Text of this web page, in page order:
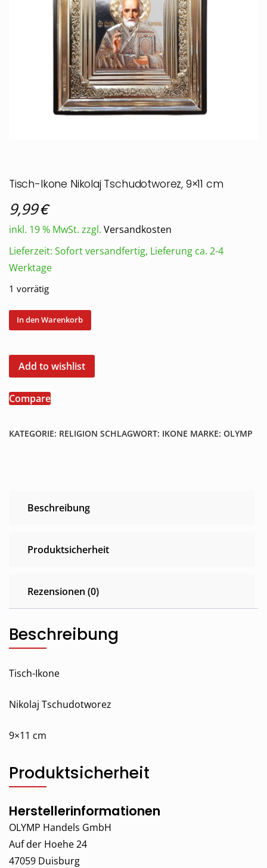
Tisch-Ikone Nikolaj Tschudotworez, 9×11 cm
9,99€
inkl. 19 % MwSt. zzgl. Versandkosten
Lieferzeit: Sofort versandfertig, Lieferung ca. 2-4
Werktage
1 vorrätig
Tisch-
Ikone
Tschudotworez,
9x11
Menge
In den Warenkorb
Add to wishlist
Compare
KATEGORIE: RELIGION SCHLAGWORT: IKONE MARKE: OLYMP
Beschreibung
Produktsicherheit
Rezensionen (0)
Beschreibung
Tisch-Ikone
Nikolaj Tschudotworez
9×11 cm
Produktsicherheit
Herstellerinformationen
OLYMP Handels GmbH
Auf der Hoehe 24
47059 Duisburg